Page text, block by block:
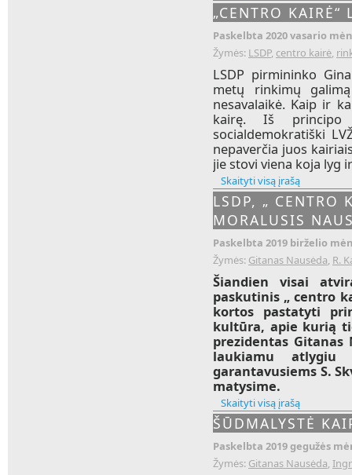
„CENTRO KAIRĖ“
Paskelbta 2020 vasario
Žymės: LSDP, centro kairė,
LSDP pirmininko
metų rinkimų
nesavalaikė. Kaip ir
kairę. Iš principo
socialdemokratiški
nepaverčia juos
jie stovi viena koja lyg
Skaityti visą įrašą
LSDP, „ CENTRO
MORALUSIS
Paskelbta 2019 birželio
Žymės: Gitanas Nausėda, R.
Šiandien visai
paskutinis „ centro
kortos pastatyti
kultūra, apie kurią
prezidentas Gitanas
laukiamu atlygiu
garantavusiems S.
matysime.
Skaityti visą įrašą
ŠŪDMALYSTĖ
Paskelbta 2019 gegužės
Žymės: Gitanas Nausėda,